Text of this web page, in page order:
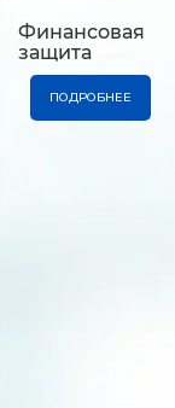
Финансовая
защита
ПОДРОБНЕЕ